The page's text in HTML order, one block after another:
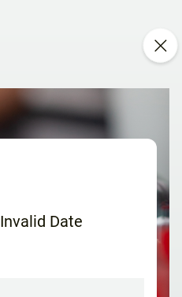
Invalid Date